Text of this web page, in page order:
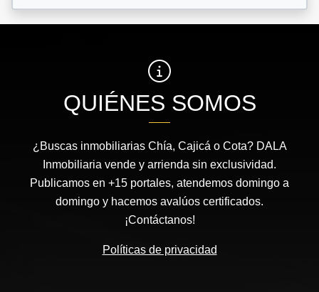
QUIÉNES SOMOS
¿Buscas inmobiliarias Chía, Cajicá o Cota? DALA
Inmobiliaria vende y arrienda sin exclusividad.
Publicamos en +15 portales, atendemos domingo a
domingo y hacemos avalúos certificados.
¡Contáctanos!
Políticas de privacidad